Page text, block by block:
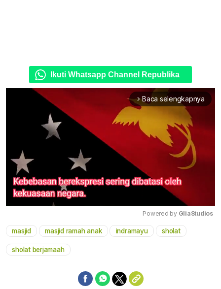
Ikuti Whatsapp Channel Republika
arrow_forward_ios Baca selengkapnya
Mute
Powered by GliaStudios
masjid masjid ramah anak indramayu sholat
sholat berjamaah